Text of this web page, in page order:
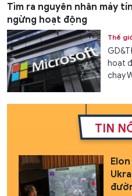
Tìm ra nguyên nhân máy
ngừng hoạt động
Thế
hoạt
chạy
TIN